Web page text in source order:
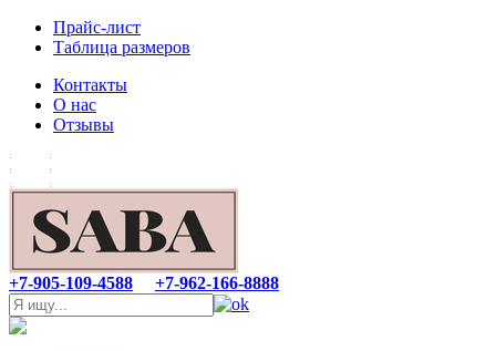
Прайс-лист
Таблица размеров
Контакты
О нас
Отзывы
+7-905-109-4588 +7-962-166-8888